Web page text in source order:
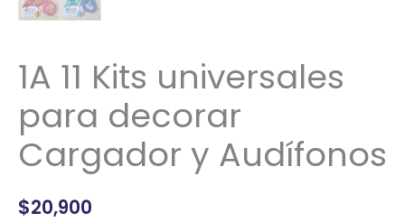
1A 11 Kits universales
para decorar
Cargador y Audífonos
$20,900